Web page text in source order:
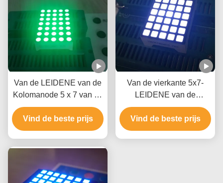
Van de LEIDENE van de
Kolomanode 5 x 7 van de
rijkathode Vertoning 3mm
Puntmatrijs voor
Berichtraad
Vind de beste prijs
Van de vierkante 5x7-
LEIDENE van de
Puntmatrijs Kathode van
de de Anodekolom
Vertonings de ultra Witte
Vind de beste prijs